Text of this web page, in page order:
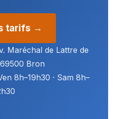
tarifs →
Maréchal de Lattre de
Bron
8h–19h30 · Sam 8h–